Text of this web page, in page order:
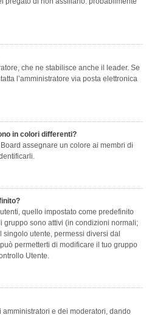
che ne stabilisce anche il leader. Se
l’amministratore via posta elettronica
in colori differenti?
assegnare un colore ai membri di
quello impostato come predefinito
gruppo sono attivi (in condizioni normali;
singolo utente, permessi diversi dal
permetterti di modificare il tuo gruppo
Utente.
e dei moderatori, dando